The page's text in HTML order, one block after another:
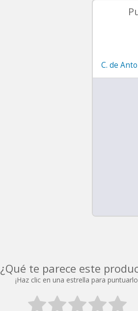
C. de
¿Qué te parece este
¡Haz clic en una estrella para